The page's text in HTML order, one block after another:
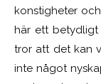
konstigheter
här ett betydligt
tror att det kan
inte något